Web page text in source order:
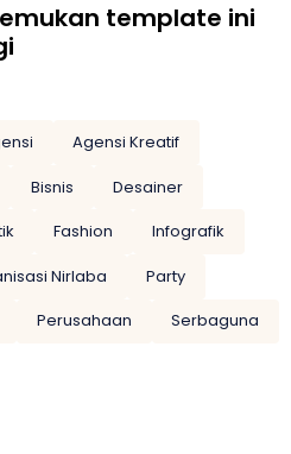
template ini
Agensi Kreatif
Bisnis
Desainer
Fashion
Infografik
Nirlaba
Party
Perusahaan Serbaguna